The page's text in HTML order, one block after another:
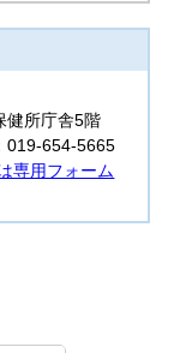
所庁舎5階
019-654-5665
専用フォーム